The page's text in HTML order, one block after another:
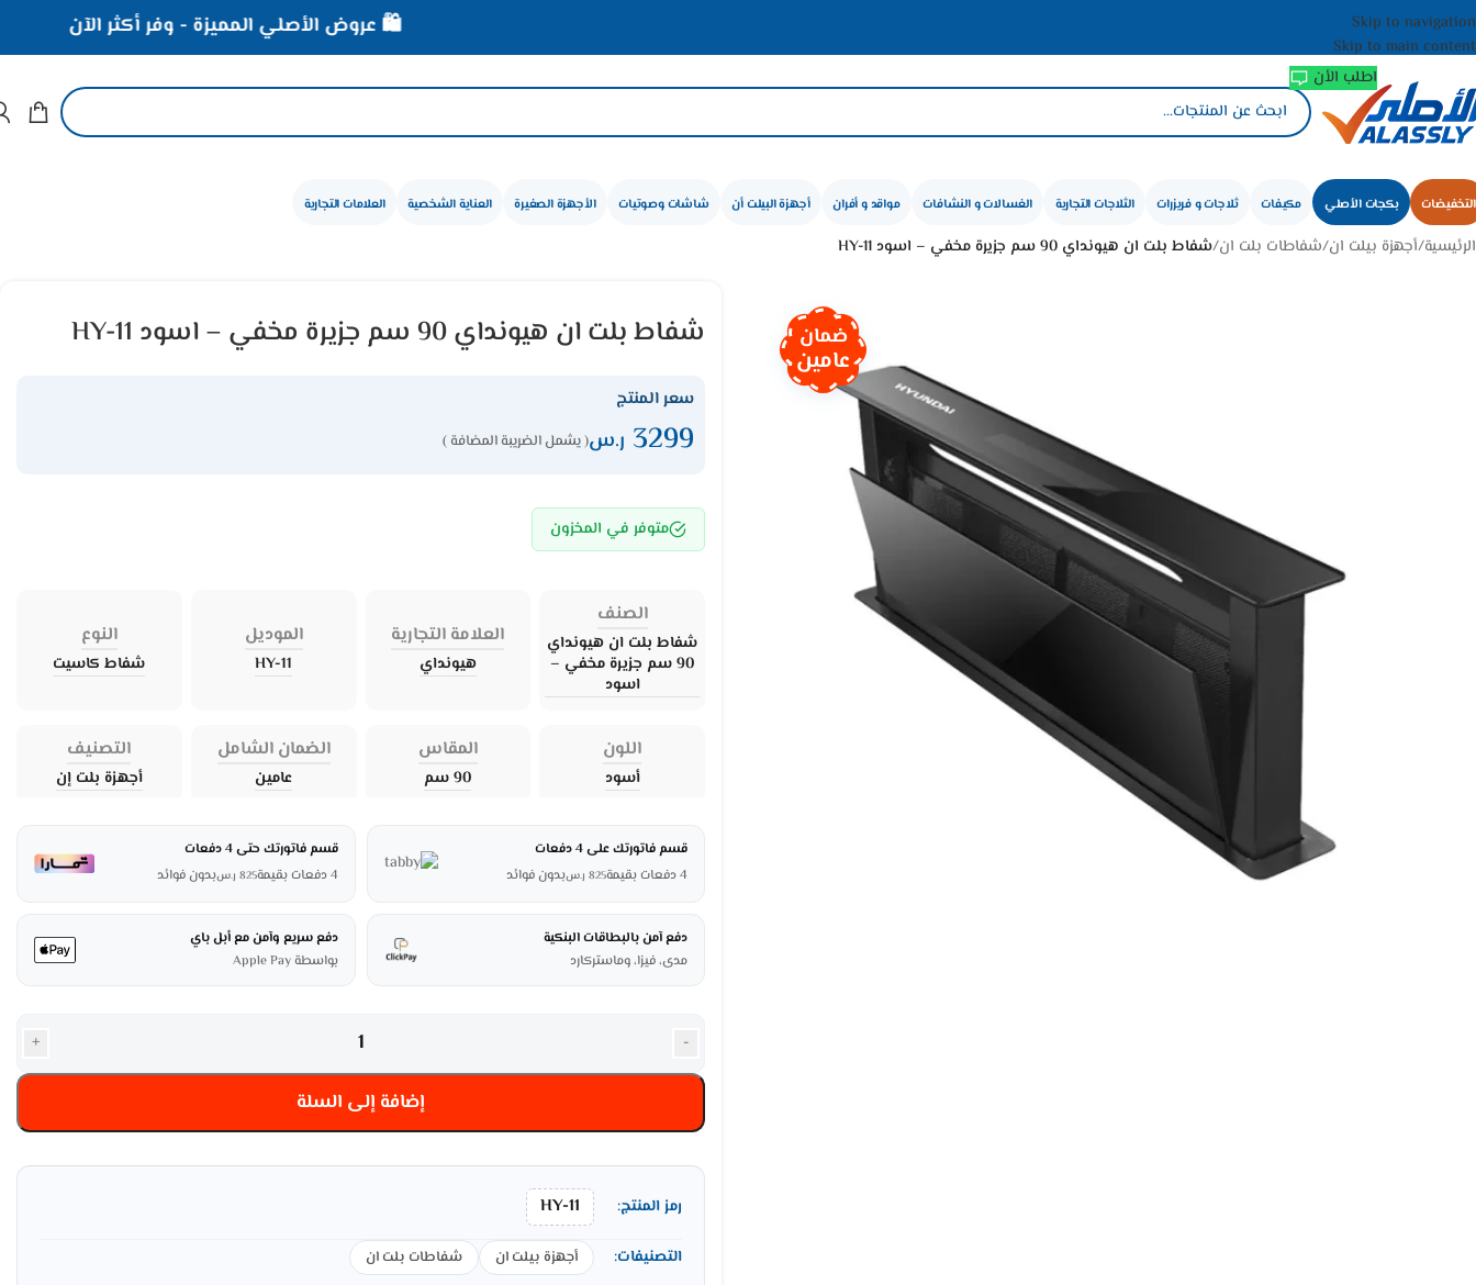
Skip to navigation
Skip to main content
اطلب الأن
التخفيضات بكجات الأصلي مكيفات ثلاجات و فريزرات الثلاجات التجارية الغسالات و النشافات مواقد و أفران أجهزة البيلت أن شاشات وصوتيات الأجهزة الصغيرة العناية الشخصية العلامات التجارية
الرئيسية/أجهزة بيلت ان/شفاطات بلت ان/شفاط بلت ان هيونداي 90 سم جزيرة مخفي – اسود HY-11
ضمان
عامين
شفاط بلت ان هيونداي 90 سم جزيرة مخفي – اسود HY-11
سعر المنتج
3299 ر.س( يشمل الضريبة المضافة )
متوفر في المخزون
الصنف
شفاط بلت ان هيونداي
90 سم جزيرة مخفي –
اسود
العلامة التجارية
هيونداي
الموديل
HY-11
النوع
شفاط كاسيت
اللون
أسود
المقاس
90 سم
الضمان الشامل
عامين
التصنيف
أجهزة بلت إن
قسم فاتورتك على 4 دفعات
4 دفعات بقيمة
825 ر.سبدون فوائد
قسم فاتورتك حتى 4 دفعات
4 دفعات بقيمة
825 ر.سبدون فوائد
دفع آمن بالبطاقات البنكية
مدى، فيزا، وماستركارد
دفع سريع وآمن مع أبل باي
بواسطة Apple Pay
-
+
إضافة إلى السلة
رمز المنتج: HY-11
التصنيفات: أجهزة بيلت ان شفاطات بلت ان
🛍️ عروض الأصلي المميزة - وفر أكثر الآن